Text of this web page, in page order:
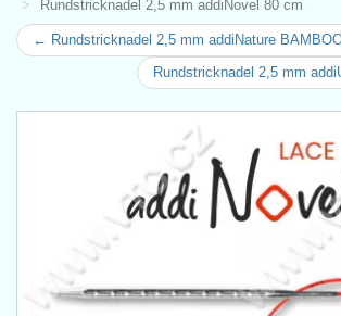
Rundstricknadel 2,5 mm addiNovel 80 cm
← Rundstricknadel 2,5 mm addiNature
Rundstricknadel 2,5 mm